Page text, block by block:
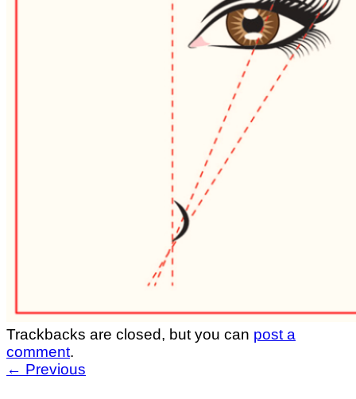
Trackbacks are closed, but you can post a
comment.
← Previous